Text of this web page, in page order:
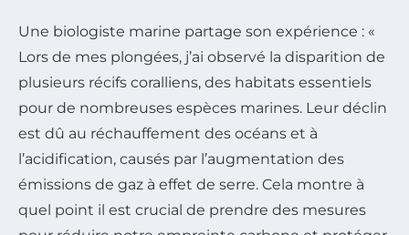
Une biologiste marine partage son expérience : «
Lors de mes plongées, j’ai observé la disparition de
plusieurs récifs coralliens, des habitats essentiels
pour de nombreuses espèces marines. Leur déclin
est dû au réchauffement des océans et à
l’acidification, causés par l’augmentation des
émissions de gaz à effet de serre. Cela montre à
quel point il est crucial de prendre des mesures